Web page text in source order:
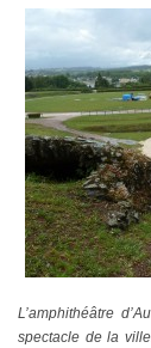
L’amphithéâtre
spectacle de la